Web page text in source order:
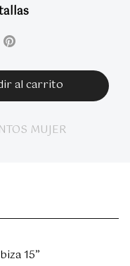
al carrito
MUJER
15”